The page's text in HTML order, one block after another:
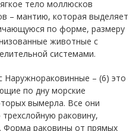
тело моллюсков
– мантию, которая выделяет
по форме, размеру
животные с
системами.
Наружнораковинные – (6) это
по дну морские
вымерла. Все они
раковину,
Форма раковины от прямых